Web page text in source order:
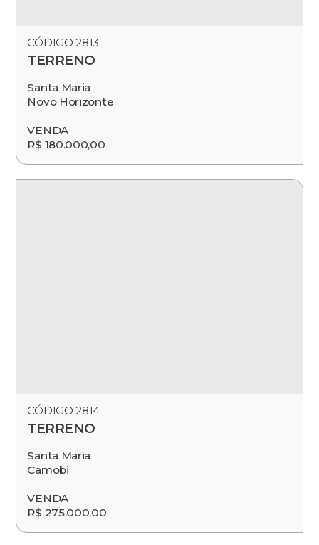
CÓDIGO 2813
TERRENO
Santa Maria
Novo Horizonte
VENDA
R$ 180.000,00
CÓDIGO 2814
TERRENO
Santa Maria
Camobi
VENDA
R$ 275.000,00